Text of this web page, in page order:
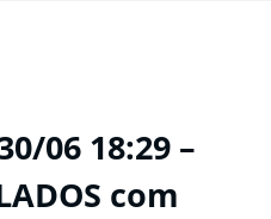
06 18:29 –
com